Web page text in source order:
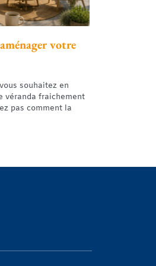
votre
souhaitez en
véranda fraichement
pas comment la